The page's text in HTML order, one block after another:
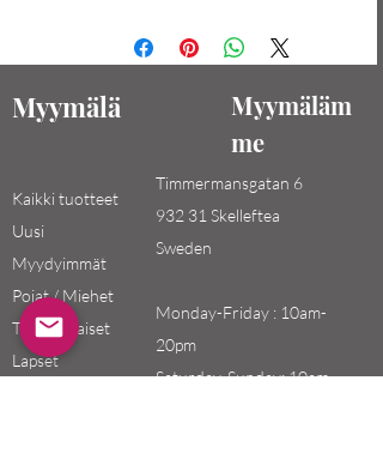
Myymälä
Myymäläm
me
Kaikki tuotteet
Uusi
Myydyimmät
Pojat / Miehet
Tytöt / Naiset
Lapset
Timmermansgatan 6
932 31 Skelleftea
Sweden
Monday-Friday : 10am-
20pm
Saturday-Sunday: 10am-